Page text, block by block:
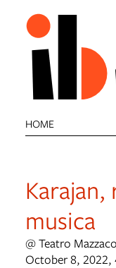
HOME
musica
@ Teatro
October 8, 2022,